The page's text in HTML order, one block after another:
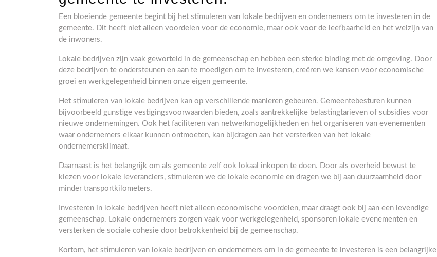
Een bloeiende gemeente begint bij het stimuleren van lokale bedrijven en ondernemers om te investeren in de
gemeente. Dit heeft niet alleen voordelen voor de economie, maar ook voor de leefbaarheid en het welzijn van
de inwoners.
Lokale bedrijven zijn vaak geworteld in de gemeenschap en hebben een sterke binding met de omgeving. Door
deze bedrijven te ondersteunen en aan te moedigen om te investeren, creëren we kansen voor economische
groei en werkgelegenheid binnen onze eigen gemeente.
Het stimuleren van lokale bedrijven kan op verschillende manieren gebeuren. Gemeentebesturen kunnen
bijvoorbeeld gunstige vestigingsvoorwaarden bieden, zoals aantrekkelijke belastingtarieven of subsidies voor
nieuwe ondernemingen. Ook het faciliteren van netwerkmogelijkheden en het organiseren van evenementen
waar ondernemers elkaar kunnen ontmoeten, kan bijdragen aan het versterken van het lokale
ondernemersklimaat.
Daarnaast is het belangrijk om als gemeente zelf ook lokaal inkopen te doen. Door als overheid bewust te
kiezen voor lokale leveranciers, stimuleren we de lokale economie en dragen we bij aan duurzaamheid door
minder transportkilometers.
Investeren in lokale bedrijven heeft niet alleen economische voordelen, maar draagt ook bij aan een levendige
gemeenschap. Lokale ondernemers zorgen vaak voor werkgelegenheid, sponsoren lokale evenementen en
versterken de sociale cohesie door betrokkenheid bij de gemeenschap.
Kortom, het stimuleren van lokale bedrijven en ondernemers om in de gemeente te investeren is een belangrijke